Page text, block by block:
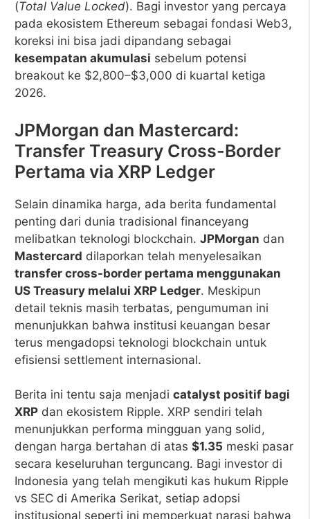
(Total Value Locked). Bagi investor yang percaya
pada ekosistem Ethereum sebagai fondasi Web3,
koreksi ini bisa jadi dipandang sebagai
kesempatan akumulasi sebelum potensi
breakout ke $2,800–$3,000 di kuartal ketiga
2026.
JPMorgan dan Mastercard:
Transfer Treasury Cross-Border
Pertama via XRP Ledger
Selain dinamika harga, ada berita fundamental
penting dari dunia tradisional financeyang
melibatkan teknologi blockchain. JPMorgan dan
Mastercard dilaporkan telah menyelesaikan
transfer cross-border pertama menggunakan
US Treasury melalui XRP Ledger. Meskipun
detail teknis masih terbatas, pengumuman ini
menunjukkan bahwa institusi keuangan besar
terus mengadopsi teknologi blockchain untuk
efisiensi settlement internasional.
Berita ini tentu saja menjadi catalyst positif bagi
XRP dan ekosistem Ripple. XRP sendiri telah
menunjukkan performa mingguan yang solid,
dengan harga bertahan di atas $1.35 meski pasar
secara keseluruhan terguncang. Bagi investor di
Indonesia yang telah mengikuti kas hukum Ripple
vs SEC di Amerika Serikat, setiap adopsi
institusional seperti ini memperkuat narasi bahwa